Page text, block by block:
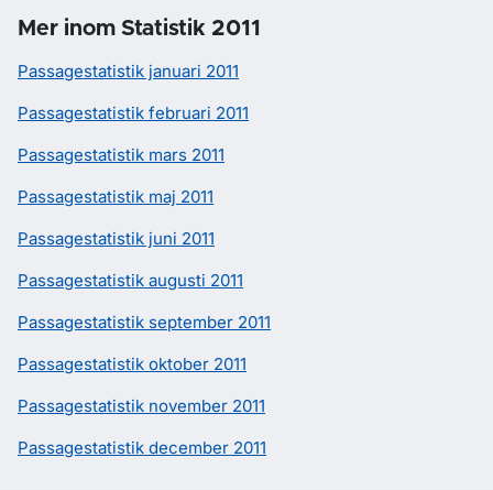
Mer inom Statistik 2011
Passagestatistik januari 2011
Passagestatistik februari 2011
Passagestatistik mars 2011
Passagestatistik maj 2011
Passagestatistik juni 2011
Passagestatistik augusti 2011
Passagestatistik september 2011
Passagestatistik oktober 2011
Passagestatistik november 2011
Passagestatistik december 2011